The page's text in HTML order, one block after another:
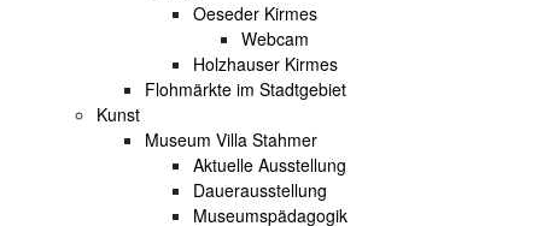
Oeseder Kirmes
Webcam
Holzhauser Kirmes
Flohmärkte im Stadtgebiet
Kunst
Museum Villa Stahmer
Aktuelle Ausstellung
Dauerausstellung
Museumspädagogik